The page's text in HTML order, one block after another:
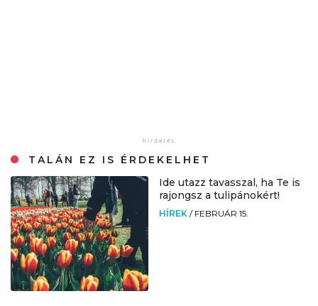
TALÁN EZ IS ÉRDEKELHET
Ide utazz tavasszal, ha Te is
rajongsz a tulipánokért!
HÍREK / FEBRUÁR 15.